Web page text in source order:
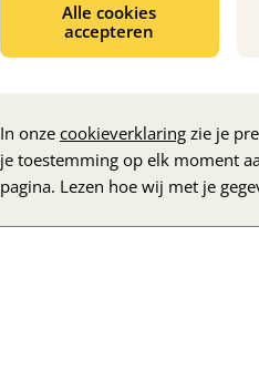
Alle cookies
accepteren
In onze cookieverklaring zie je
je toestemming op elk moment
pagina. Lezen hoe wij met je